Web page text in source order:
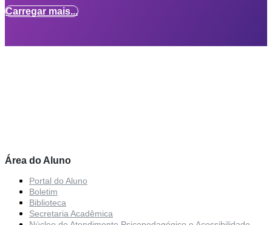
Carregar mais...
Área do Aluno
Portal do Aluno
Boletim
Biblioteca
Secretaria Acadêmica